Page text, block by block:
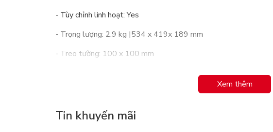
- Tùy chỉnh linh hoạt: Yes
- Trọng lượng: 2.9 kg |534 x 419x 189 mm
- Treo tường: 100 x 100 mm
- Công nghệ bảo vệ mắt: Chống nhấp nháy và bộ lọc ánh sáng xanh
- Công nghệ ViewMode độc quyền
Xem thêm
Tin khuyến mãi